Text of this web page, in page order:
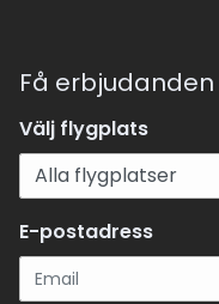
Få
Välj flygplats
E-postadress